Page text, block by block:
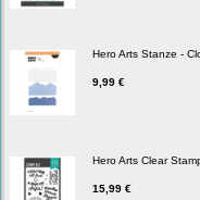
Hero Arts Stanze -
9,99 €
Hero Arts Clear
15,99 €